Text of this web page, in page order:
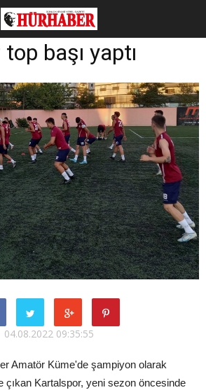
başı yaptı
04.08.2022 09:35:55
Amatör Küme'de şampiyon olarak
çıkan Kartalspor, yeni sezon öncesinde